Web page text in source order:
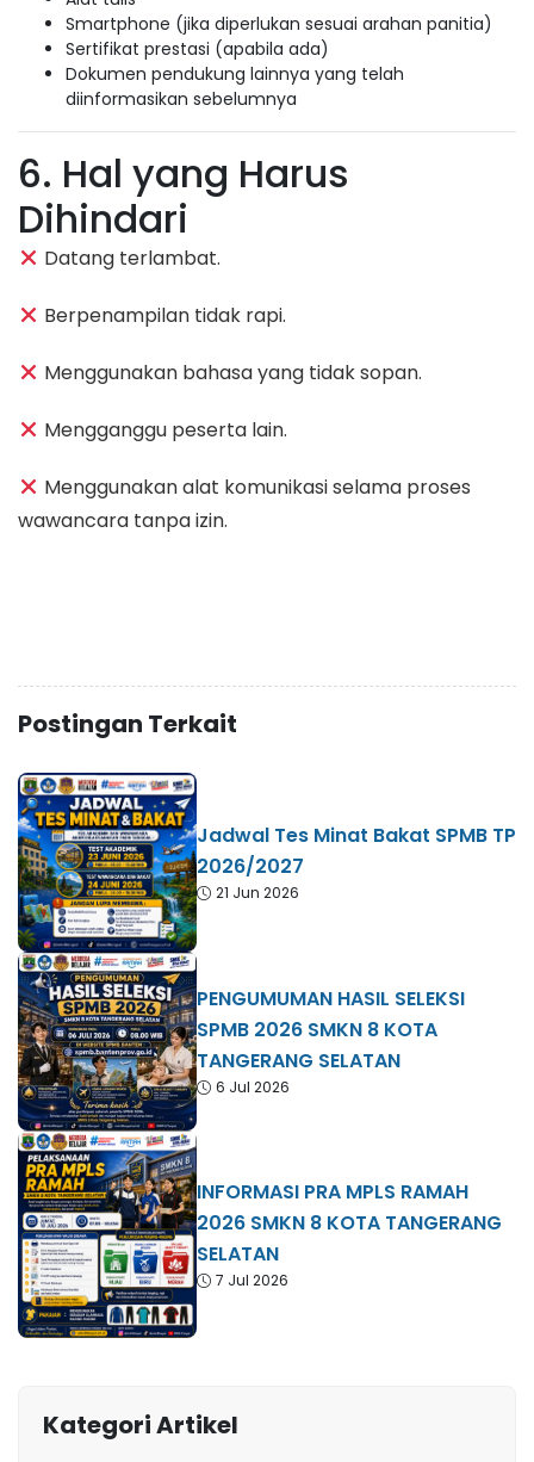
Smartphone (jika diperlukan sesuai arahan panitia)
Sertifikat prestasi (apabila ada)
Dokumen pendukung lainnya yang telah
diinformasikan sebelumnya
6. Hal yang Harus
Dihindari
Datang terlambat.
Berpenampilan tidak rapi.
Menggunakan bahasa yang tidak sopan.
Mengganggu peserta lain.
Menggunakan alat komunikasi selama proses
wawancara tanpa izin.
Postingan Terkait
Jadwal Tes Minat Bakat SPMB TP
2026/2027
21 Jun 2026
PENGUMUMAN HASIL SELEKSI
SPMB 2026 SMKN 8 KOTA
TANGERANG SELATAN
6 Jul 2026
INFORMASI PRA MPLS RAMAH
2026 SMKN 8 KOTA TANGERANG
SELATAN
7 Jul 2026
Kategori Artikel